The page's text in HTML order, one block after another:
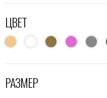
ЦВЕТ
РАЗМЕР